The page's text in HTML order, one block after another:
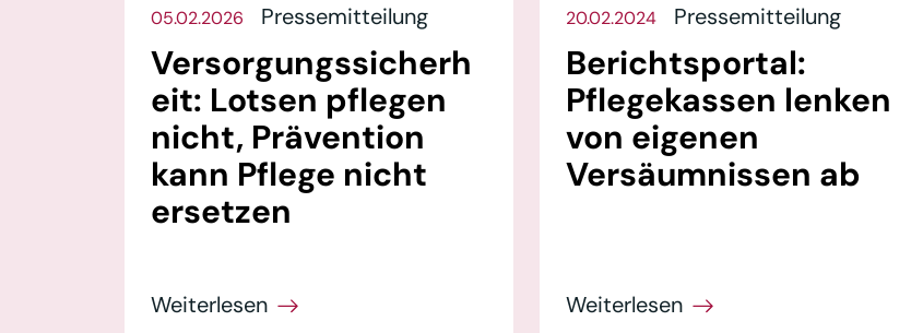
05.02.2026 Pressemitteilung
Versorgungssicherh
eit: Lotsen pflegen
nicht, Prävention
kann Pflege nicht
ersetzen
20.02.2024 Pressemitteilung
Berichtsportal:
Pflegekassen lenken
von eigenen
Versäumnissen ab